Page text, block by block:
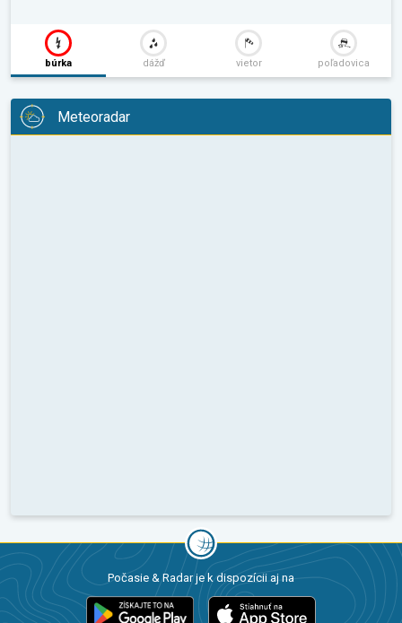
búrka dážď vietor poľadovica
Meteoradar
Počasie & Radar je k dispozícii aj na